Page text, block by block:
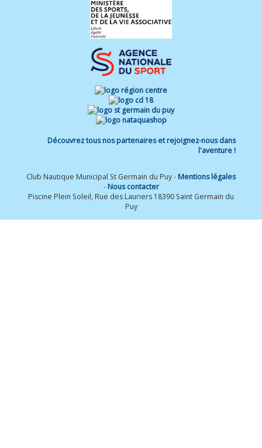
Découvrez tous nos partenaires et rejoignez-nous dans
l'aventure !
Club Nautique Municipal St Germain du Puy - Mentions légales
- Nous contacter
Piscine Plein Soleil, Rue des Lauriers 18390 Saint Germain du
Puy